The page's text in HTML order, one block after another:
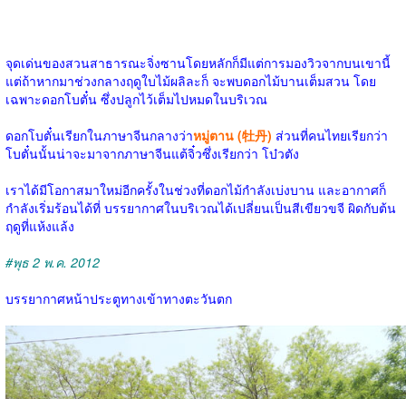
จุดเด่นของสวนสาธารณะจิ่งซานโดยหลักก็มีแต่การมองวิวจากบนเขานี้
แต่ถ้าหากมาช่วงกลางฤดูใบไม้ผลิละก็ จะพบดอกไม้บานเต็มสวน โดย
เฉพาะดอกโบตั๋น ซึ่งปลูกไว้เต็มไปหมดในบริเวณ
ดอกโบตั๋นเรียกในภาษาจีนกลางว่าหมู่ตาน (牡丹) ส่วนที่คนไทยเรียกว่า
โบตั๋นนั้นน่าจะมาจากภาษาจีนแต้จิ๋วซึ่งเรียกว่า โบ๋วตัง
เราได้มีโอกาสมาใหม่อีกครั้งในช่วงที่ดอกไม้กำลังเบ่งบาน และอากาศก็
กำลังเริ่มร้อนได้ที่ บรรยากาศในบริเวณได้เปลี่ยนเป็นสีเขียวขจี ผิดกับต้น
ฤดูที่แห้งแล้ง
#พุธ 2 พ.ค. 2012
บรรยากาศหน้าประตูทางเข้าทางตะวันตก